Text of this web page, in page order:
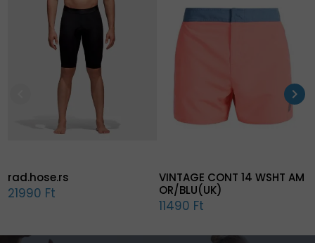
rad.hose.rs
21990 Ft
VINTAGE CONT 14 WSHT AM
OR/BLU(UK)
11490 Ft
chevron_right